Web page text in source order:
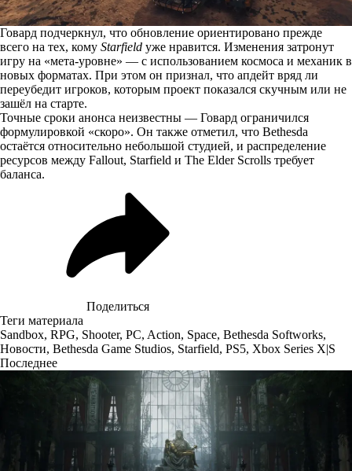
Говард подчеркнул, что обновление ориентировано прежде
всего на тех, кому Starfield уже нравится. Изменения затронут
игру на «мета-уровне» — с использованием космоса и механик в
новых форматах. При этом он признал, что апдейт вряд ли
переубедит игроков, которым проект показался скучным или не
зашёл на старте.
Точные сроки анонса неизвестны — Говард ограничился
формулировкой «скоро». Он также отметил, что Bethesda
остаётся относительно небольшой студией, и распределение
ресурсов между Fallout, Starfield и The Elder Scrolls требует
баланса.
Поделиться
Теги материала
Sandbox, RPG, Shooter, PC, Action, Space, Bethesda Softworks,
Новости, Bethesda Game Studios, Starfield, PS5, Xbox Series X|S
Последнее